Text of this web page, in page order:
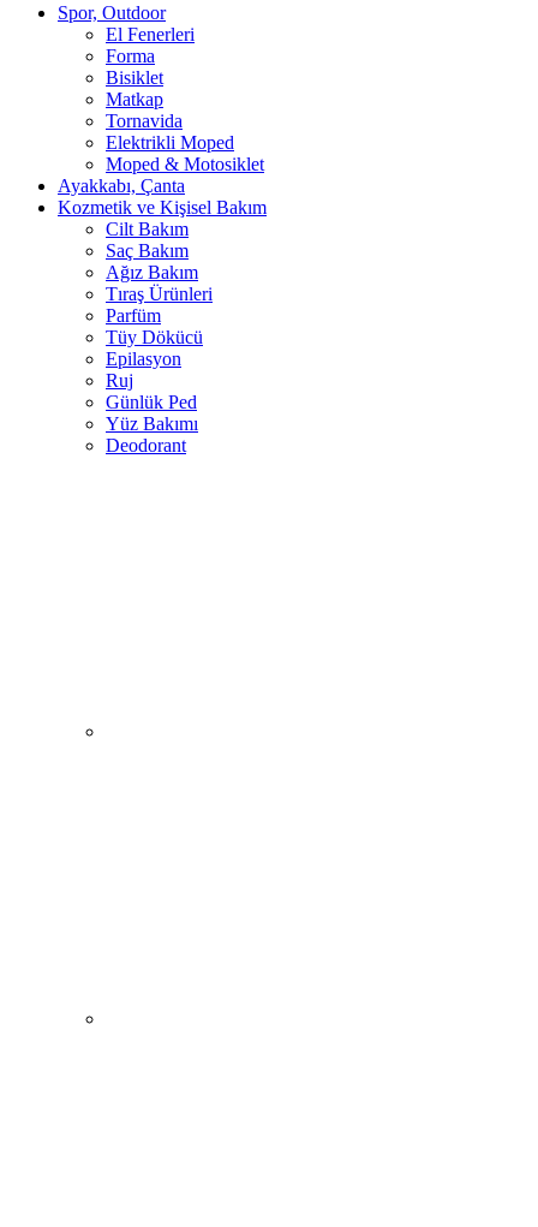
Spor, Outdoor
El Fenerleri
Forma
Bisiklet
Matkap
Tornavida
Elektrikli Moped
Moped & Motosiklet
Ayakkabı, Çanta
Kozmetik ve Kişisel Bakım
Cilt Bakım
Saç Bakım
Ağız Bakım
Tıraş Ürünleri
Parfüm
Tüy Dökücü
Epilasyon
Ruj
Günlük Ped
Yüz Bakımı
Deodorant